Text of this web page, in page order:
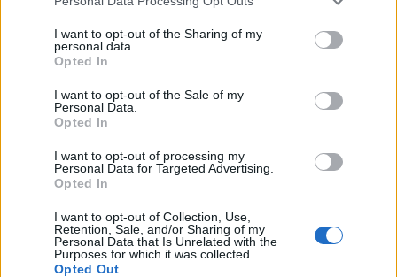
I want to opt-out of the Sharing of my
personal data.
Opted In
I want to opt-out of the Sale of my
Personal Data.
Opted In
I want to opt-out of processing my
Personal Data for Targeted Advertising.
Opted In
I want to opt-out of Collection, Use,
Retention, Sale, and/or Sharing of my
Personal Data that Is Unrelated with the
Purposes for which it was collected.
Opted Out
Capacita Jovem de Poiares aproxima
jovens ao mundo do trabalho